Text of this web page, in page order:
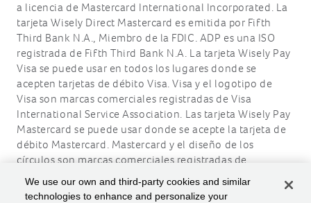
a licencia de Mastercard International Incorporated. La
tarjeta Wisely Direct Mastercard es emitida por Fifth
Third Bank N.A., Miembro de la FDIC. ADP es una ISO
registrada de Fifth Third Bank N.A. La tarjeta Wisely Pay
Visa se puede usar en todos los lugares donde se
acepten tarjetas de débito Visa. Visa y el logotipo de
Visa son marcas comerciales registradas de Visa
International Service Association. Las tarjeta Wisely Pay
Mastercard se puede usar donde se acepte la tarjeta de
débito Mastercard. Mastercard y el diseño de los
círculos son marcas comerciales registradas de
Mastercard International Incorporated.
We use our own and third-party cookies and similar
technologies to enhance and personalize your